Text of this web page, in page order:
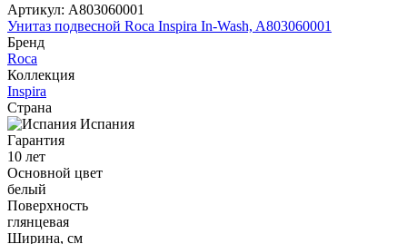
Артикул: A803060001
Унитаз подвесной Roca Inspira In-Wash, A803060001
Бренд
Roca
Коллекция
Inspira
Страна
Испания
Гарантия
10 лет
Основной цвет
белый
Поверхность
глянцевая
Ширина, см